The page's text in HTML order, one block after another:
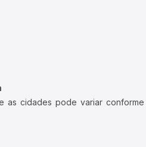
as cidades pode variar